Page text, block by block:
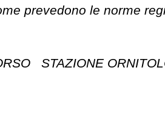
prevedono le norme
STAZIONE